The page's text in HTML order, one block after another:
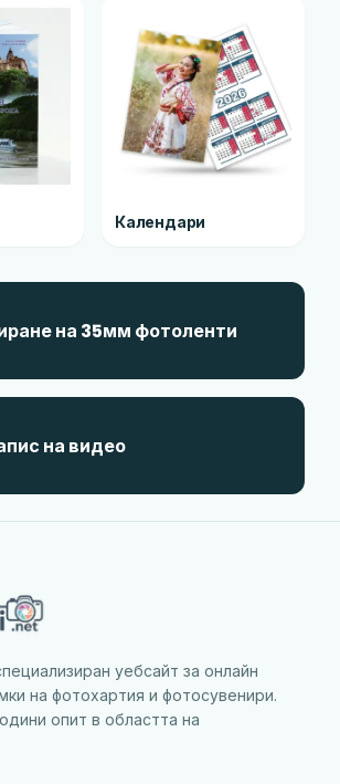
Календари
на 35мм фотоленти
на видео
уебсайт за онлайн
на фотохартия и фотосувенири.
опит в областта на